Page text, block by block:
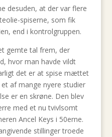
desuden, at der var flere
spiserne, som fik
end i kontrolgruppen.
gemte tal frem, der
hvor man havde vildt
det er at spise mættet
af mange nyere studier
er en skrøne. Den blev
med et nu tvivlsomt
Ancel Keys i 50erne.
stillinger troede